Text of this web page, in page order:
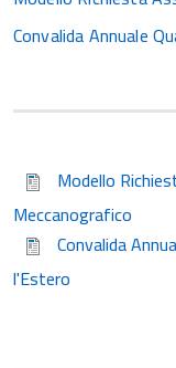
Convalida Annuale
Modello
Meccanografico
Convalida
l'Estero